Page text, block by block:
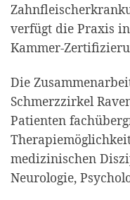
verfügt die Praxis
Kammer-
Die
Schmerzzirkel
Patienten
medizinischen
Neurologie,